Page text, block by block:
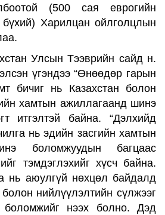
(500 сая еврогийн
) Харилцан ойлголцлын
.
Улсын Тээврийн сайд н.
үгэндээ “Өнөөдөр гарын
бичиг нь Казахстан болон
хамтын ажиллагаанд шинэ
итгэлтэй байна. “Дэлхийд
нь эдийн засгийн хамтын
боломжуудын багцаас
тэмдэглэхийг хүсчбайна.
нь аюулгүй нөхцөл байдалд
нийлүүлэлтийн сүлжээг
нээх болно. Дэд